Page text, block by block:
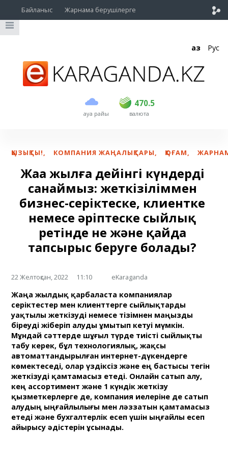
Байланыс Жарнама берушілерге
Қаз Рус
ауа райы
470.5
USD 469.5 470.5
EUR валюта
ҚЫЗЫҚТЫ!, КОМПАНИЯ ЖАҢАЛЫҚТАРЫ, ҚОҒАМ,
Жаңа жылға дейінгі күндерді
санаймыз: жеткізіліммен
бизнес-серіктеске, клиентке
немесе әріптеске сыйлық
ретінде не және қайда
тапсырыс беруге болады?
22 Желтоқсан, 2022 11:10 eKaraganda
Жаңа жылдық қарбаласта компаниялар
серіктестер мен клиенттерге сыйлықтарды
уақтылы жеткізуді немесе тізімнен маңызды
біреуді жіберіп алуды ұмытып кетуі мүмкін.
Мұндай сәттерде шұғыл түрде тиісті сыйлықты
табу керек, бұл технологиялық, жақсы
автоматтандырылған интернет-дүкендерге
көмектеседі, олар үздіксіз және ең бастысы тегін
жеткізуді қамтамасыз етеді. Онлайн сатып алу,
кең ассортимент және 1 күндік жеткізу
қызметкерлерге де, компания иелеріне де сатып
алудың ыңғайлылығы мен ләззатын қамтамасыз
етеді және бухгалтерлік есеп үшін ыңғайлы есеп
айырысу әдістерін ұсынады.